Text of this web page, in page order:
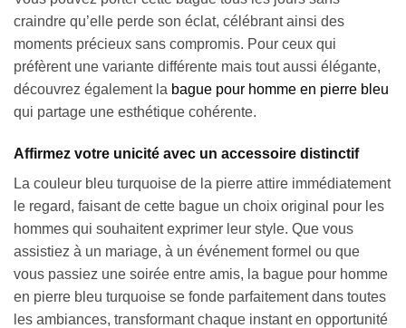
craindre qu’elle perde son éclat, célébrant ainsi des
moments précieux sans compromis. Pour ceux qui
préfèrent une variante différente mais tout aussi élégante,
découvrez également la bague pour homme en pierre bleu
qui partage une esthétique cohérente.
Affirmez votre unicité avec un accessoire distinctif
La couleur bleu turquoise de la pierre attire immédiatement
le regard, faisant de cette bague un choix original pour les
hommes qui souhaitent exprimer leur style. Que vous
assistiez à un mariage, à un événement formel ou que
vous passiez une soirée entre amis, la bague pour homme
en pierre bleu turquoise se fonde parfaitement dans toutes
les ambiances, transformant chaque instant en opportunité